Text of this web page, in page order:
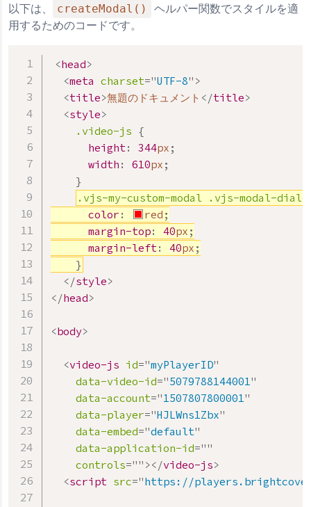
以下は、 createModal()
ヘルパー関数でスタイルを適
用するためのコードです。
<head>
<meta charset="UTF-8" >
<title>無題のドキュメント </title>
<style>
.video-js {
height : 344px ;
width : 610px ;
}
.vjs-my-custom-modal
.vjs-modal-
color : red ;
margin-top: 40px ;
margin-left : 40px ;
}
</style>
</head>
<body>
<video-js id="myPlayerID"
data-video-id="5079788144001 "
data-account="1507807800001 "
data-player="HJLWns1Zbx"
data-embed="default"
data-application-id=""
controls="" ></video-js>
<script src="https://